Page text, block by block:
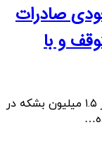
صادرات
و با
ورتکسا نوشت، ایران در ماه مه بیش از ۱.۵ میلیون بشکه در